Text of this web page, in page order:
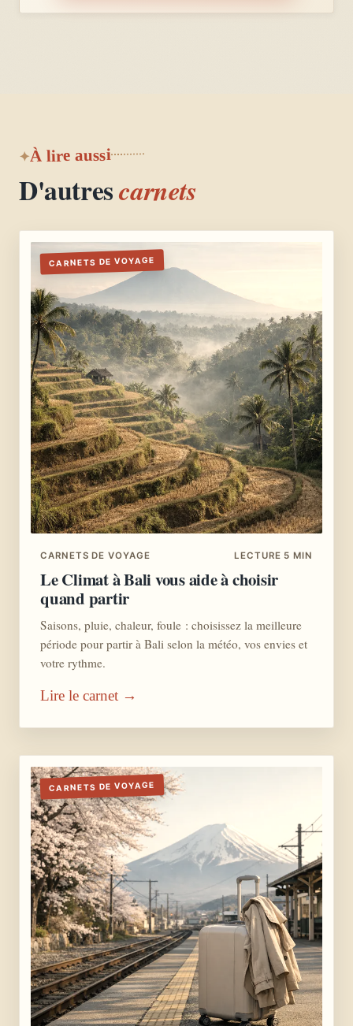
À lire aussi
D'autrescarnets
CARNETS DE VOYAGE
CARNETS DE VOYAGE LECTURE 5 MIN
Le Climat à Bali vous aide à choisir
quand partir
Saisons, pluie, chaleur, foule : choisissez la meilleure
période pour partir à Bali selon la météo, vos envies et
votre rythme.
Lire le carnet →
CARNETS DE VOYAGE